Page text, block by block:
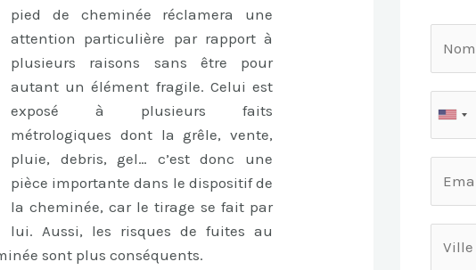
pied de cheminée réclamera une
attention particulière par rapport à
plusieurs raisons sans être pour
autant un élément fragile. Celui est
exposé à plusieurs faits
métrologiques dont la grêle, vente,
pluie, debris, gel… c’est donc une
pièce importante dans le dispositif de
la cheminée, car le tirage se fait par
lui. Aussi, les risques de fuites au
sont plus conséquents.